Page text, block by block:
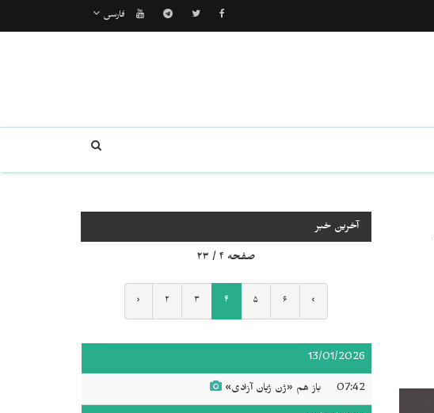
فارسی
آخرین خبر
صفحه ۴ / ۲۳
‹ ۲ ۳ ۴ ۵ ۶ ›
13/01/2026
07:42 باز هم «ژن ژیان آزادی»